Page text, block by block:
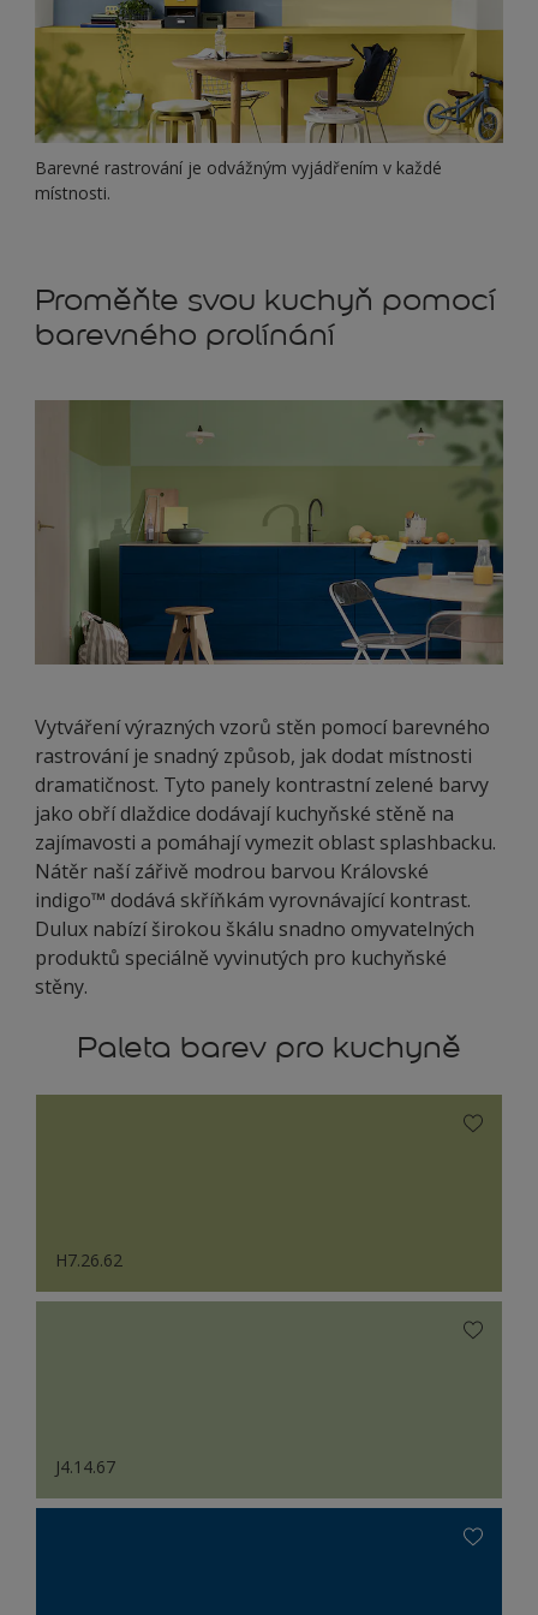
Barevné rastrování je odvážným vyjádřením v každé
místnosti.
Proměňte svou kuchyň pomocí
barevného prolínání
Vytváření výrazných vzorů stěn pomocí barevného
rastrování je snadný způsob, jak dodat místnosti
dramatičnost. Tyto panely kontrastní zelené barvy
jako obří dlaždice dodávají kuchyňské stěně na
zajímavosti a pomáhají vymezit oblast splashbacku.
Nátěr naší zářivě modrou barvou Královské
indigo™ dodává skříňkám vyrovnávající kontrast.
Dulux nabízí širokou škálu snadno omyvatelných
produktů speciálně vyvinutých pro kuchyňské
stěny.
Paleta barev pro kuchyně
H7.26.62
J4.14.67